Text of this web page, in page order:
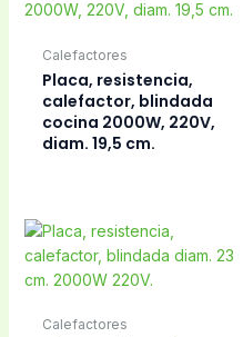
Calefactores
Placa, resistencia,
calefactor, blindada
cocina 2000W, 220V,
diam. 19,5 cm.
Calefactores